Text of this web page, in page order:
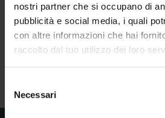
nostri partner che si occupano di
pubblicità e social media, i quali
con altre informazioni che hai
raccolto dal tuo utilizzo dei loro
del
consenso
Necessari